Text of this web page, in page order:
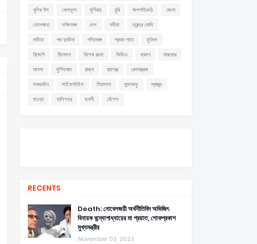
খুশির ঈদ
খেলাধুলা ঘূর্ণিঝড় চুরি জলপাইগুড়ি
জেলা
তেলেঙ্গানা
দক্ষিণবঙ্গ দেশ নদীয়া
নরেন্দ্র মোদি
নাদিয়া
পথ দুর্ঘটনা পশ্চিমবঙ্গ প্রথম পাতা
ফুটবল
বিজেপি
বিনোদন বিশেষ রচনা ভিডিও ভ্রমণ
মারধোর
মালদা
মুর্শিদাবাদ রাজ্য রায়গঞ্জ
রেলমন্ত্রক
লকডাউন
লাইফস্টাইল শিয়ালদা সান্দাকফু
স্বাস্থ্য
হাওড়া
হালিশহর হুগলী হেঁশেল
RECENTS
Death: নোবেলজয়ী অর্থনীতিবিদ অভিজিৎ
বিনায়ক বন্দ্যোপাধ্যায়ের মা প্রয়াত, শোকপ্রকাশ
মুখ্যমন্ত্রীর
November 03, 2023